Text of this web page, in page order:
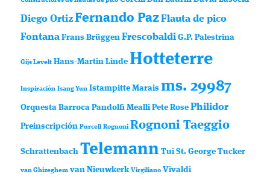
Diego OrtizFernando PazFlauta de pico
Fontana Frans Brüggen Frescobaldi G.P. Palestrina
Gijs Levelt Hans-Martin Linde Hotteterre
Inspiración Isang Yun Istampitte Marais ms. 29987
Orquesta Barroca Pandolfi Mealli Pete Rose Philidor
Preinscripción Purcell Rognoni Rognoni Taeggio
Schrattenbach Telemann Tui St. George Tucker
van Ghizeghem van Nieuwkerk Virgiliano Vivaldi